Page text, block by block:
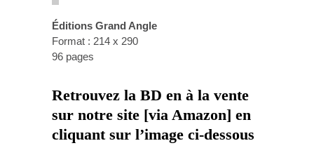
Éditions Grand Angle
Format : 214 x 290
96 pages
Retrouvez la BD en à la vente
sur notre site [via Amazon] en
cliquant sur l’image ci-dessous